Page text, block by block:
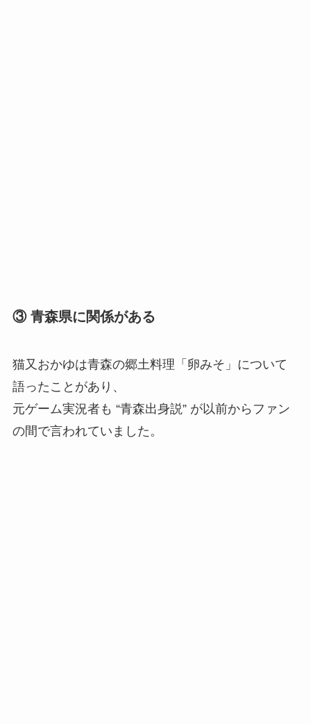
③ 青森県に関係がある
猫又おかゆは青森の郷土料理「卵みそ」について
語ったことがあり、
元ゲーム実況者も “青森出身説” が以前からファン
の間で言われていました。